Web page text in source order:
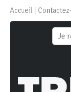
Accueil